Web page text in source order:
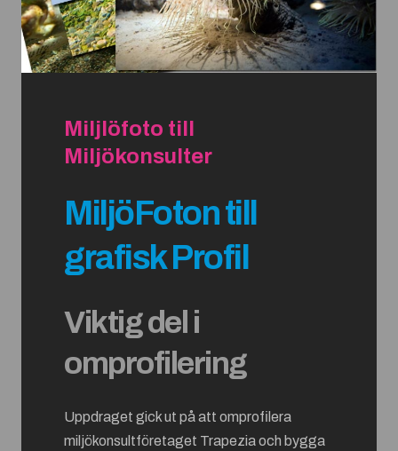
Miljlöfoto till
Miljökonsulter
MiljöFoton till
grafisk Profil
Viktig del i
omprofilering
Uppdraget gick ut på att omprofilera
miljökonsultföretaget Trapezia och bygga